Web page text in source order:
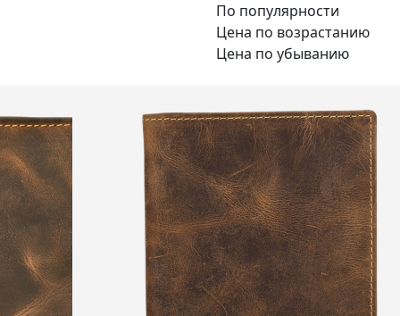
По популярности
Цена по возрастанию
Цена по убыванию
Гравировка